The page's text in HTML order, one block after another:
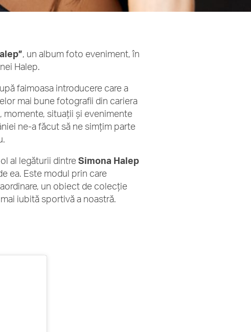
, un album foto eveniment, în
Halep.
faimoasa introducere care a
mai bune fotografii din cariera
situații și evenimente
ne-a făcut să ne simțim parte
al legăturii dintreSimona Halep
ea. Este modul prin care
un obiect de colecție
iubită sportivă a noastră.